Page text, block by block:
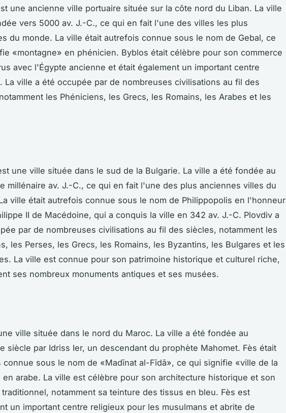
une ancienne ville portuaire située sur la côte nord du Liban. La ville
vers 5000 av. J.-C., ce qui en fait l'une des villes les plus
du monde. La ville était autrefois connue sous le nom de Gebal, ce
«montagne» en phénicien. Byblos était célèbre pour son commerce
avec l'Égypte ancienne et était également un important centre
La ville a été occupée par de nombreuses civilisations au fil des
les Phéniciens, les Grecs, les Romains, les Arabes et les
une ville située dans le sud de la Bulgarie. La ville a été fondée au
millénaire av. J.-C., ce qui en fait l'une des plus anciennes villes du
ville était autrefois connue sous le nom de Philippopolis en l'honneur
II de Macédoine, qui a conquis la ville en 342 av. J.-C. Plovdiv a
par de nombreuses civilisations au fil des siècles, notamment les
les Perses, les Grecs, les Romains, les Byzantins, les Bulgares et les
La ville est connue pour son patrimoine historique et culturel riche,
ses nombreux monuments antiques et ses musées.
ville située dans le nord du Maroc. La ville a été fondée au
siècle par Idriss Ier, un descendant du prophète Mahomet. Fès était
connue sous le nom de «Madīnat al-Fīdā», ce qui signifie «ville de la
en arabe. La ville est célèbre pour son architecture historique et son
traditionnel, notamment sa teinture des tissus en bleu. Fès est
un important centre religieux pour les musulmans et abrite de